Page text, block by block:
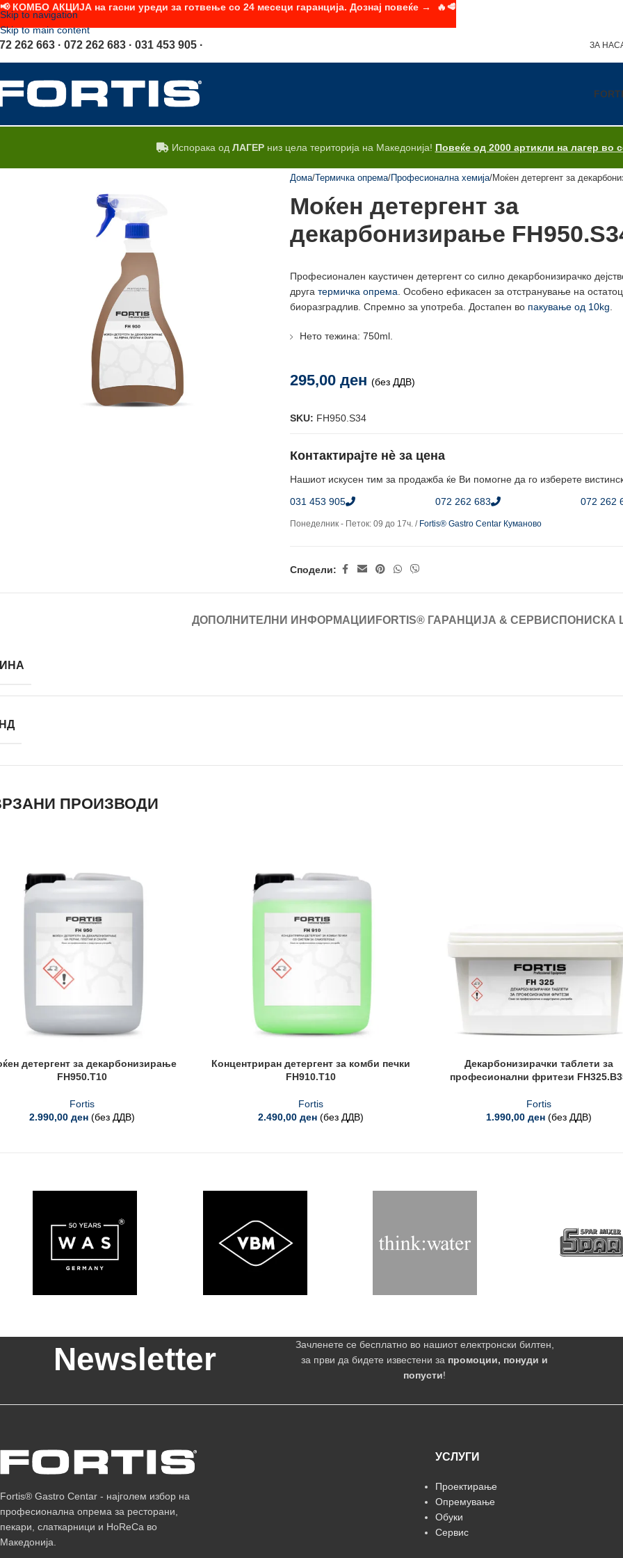
Skip to navigation
Skip to main content
262 663 · 072 262 683 · 031 453 905 · ЗА НАС
Испорака од ЛАГЕРниз цела територија на Македонија! Повеќе од 2000 артикли на лагер во
Дома Термичка опрема Професионална хемија Моќен детергент за
Моќен детергент за
декарбонизирање
Професионален каустичен детергент со силно декарбонизирачко
другатермичка опрема . Особено ефикасен за отстранување на
биоразградлив. Спремно за употреба. Достапен во пакување од 10kg
Нето тежина: 750ml.
295,00ден (без ДДВ)
SKU: FH950.S34
Контактирајте нè за цена
Нашиот искусен тим за продажба ќе Ви помогне да го изберете
031 453 905
072 262 683 072 262
Понеделник - Петок: 09 до 17ч. / Fortis® Gastro Centar Куманово
Сподели:
ДОПОЛНИТЕЛНИ ИНФОРМАЦИИ FORTIS® ГАРАНЦИЈА & СЕРВИС ПОНИСКА
ПРОИЗВОДИ
детергент за декарбонизирање
FH950.T10
Fortis
2.990,00ден (без ДДВ)
Концентриран детергент за комби печки
FH910.T10
Fortis
2.490,00 ден (без ДДВ)
Декарбонизирачки таблети за
професионални фритези
Fortis
1.990,00ден (без ДДВ)
Newsletter
Зачленете се бесплатно во нашиот електронски билтен,
за први да бидете известени за промоции, понуди и
попусти!
Fortis® Gastro Centar - најголем избор на
професионална опрема за ресторани,
пекари, слаткарници и HoReCa во
Македонија.
УСЛУГИ
Проектирање
Опремување
Обуки
Сервис
📢 КОМБО АКЦИЈА на гасни уреди за готвење со 24 месеци гаранција. Дознај повеќе → 🔥🥩